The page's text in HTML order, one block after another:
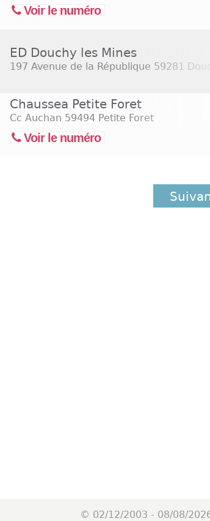
Voir le numéro
ED Douchy les Mines
197 Avenue de la République 59281
Chaussea Petite Foret
Cc Auchan 59494 Petite Foret
Voir le numéro
© 02/12/2003 - 08/08/